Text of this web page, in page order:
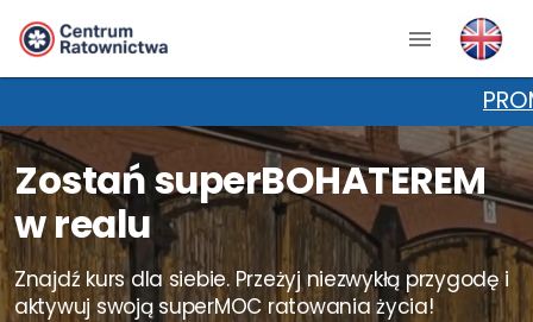
PROMOCJA
Zostań superBOHATEREM
w realu
Znajdź kurs dla siebie. Przeżyj niezwykłą przygodę i
aktywuj swoją superMOC ratowania życia!